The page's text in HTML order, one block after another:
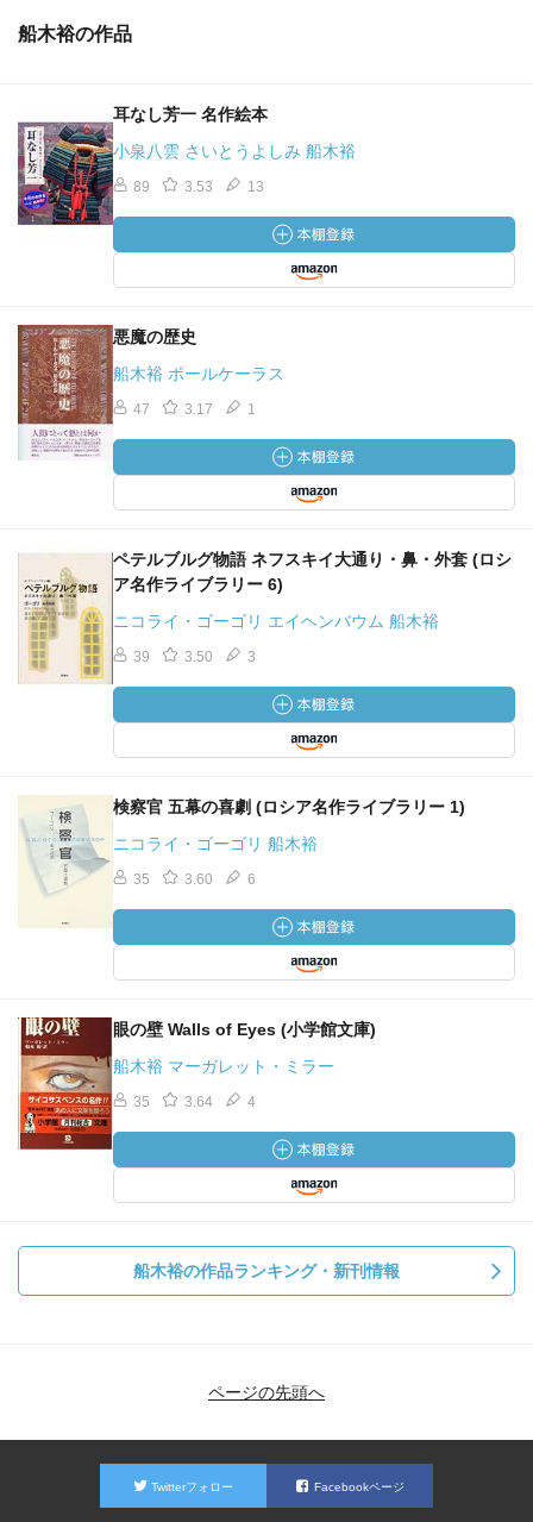
https://booklog.jp/users/kotanirico/archives/1/B000J8M5VU
船木裕の作品
耳なし芳一 名作絵本
小泉八雲 さいとうよしみ 船木裕
89 3.53 13
悪魔の歴史
船木裕 ポールケーラス
47 3.17 1
ペテルブルグ物語 ネフスキイ大通り・鼻・外套 (ロシ
ア名作ライブラリー 6)
ニコライ・ゴーゴリ エイヘンバウム 船木裕
39 3.50 3
検察官 五幕の喜劇 (ロシア名作ライブラリー 1)
ニコライ・ゴーゴリ 船木裕
35 3.60 6
眼の壁 Walls of Eyes (小学館文庫)
船木裕 マーガレット・ミラー
35 3.64 4
船木裕の作品ランキング・新刊情報
ページの先頭へ
Twitterフォロー Facebookページ